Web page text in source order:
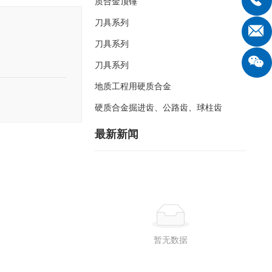
刀具系列
刀具系列
刀具系列
地质工程用硬质合金
硬质合金掘进齿、公路齿、球柱齿
最新新闻
暂无数据